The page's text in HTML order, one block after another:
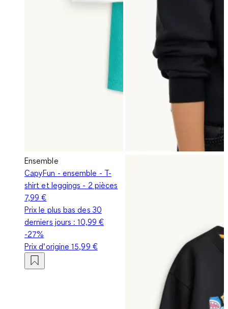
Ensemble
CapyFun - ensemble - T-
shirt et leggings - 2 pièces
7,99 €
Prix le plus bas des 30
derniers jours :10,99 €
-27%
Prix d‘origine15,99 €